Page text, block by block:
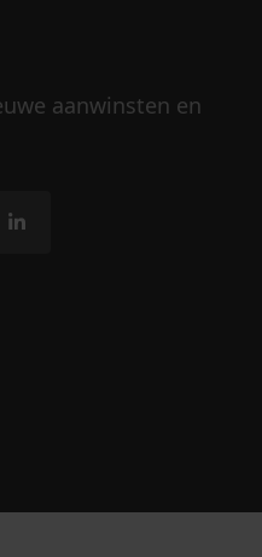
aanwinsten en